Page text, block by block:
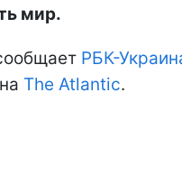
мир.
РБК-
The Atlantic.